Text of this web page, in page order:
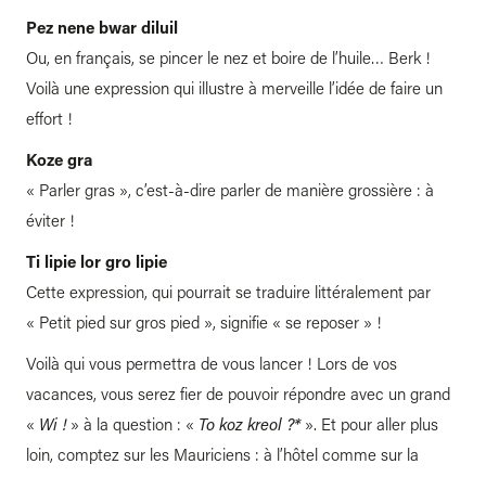
Pez nene bwar diluil
Ou, en français, se pincer le nez et boire de l’huile… Berk !
Voilà une expression qui illustre à merveille l’idée de faire un
effort !
Koze gra
« Parler gras », c’est-à-dire parler de manière grossière : à
éviter !
Ti lipie lor gro lipie
Cette expression, qui pourrait se traduire littéralement par
« Petit pied sur gros pied », signifie « se reposer » !
Voilà qui vous permettra de vous lancer ! Lors de vos
vacances, vous serez fier de pouvoir répondre avec un grand
« Wi !» à la question : « To koz kreol ?*». Et pour aller plus
loin, comptez sur les Mauriciens : à l’hôtel comme sur la